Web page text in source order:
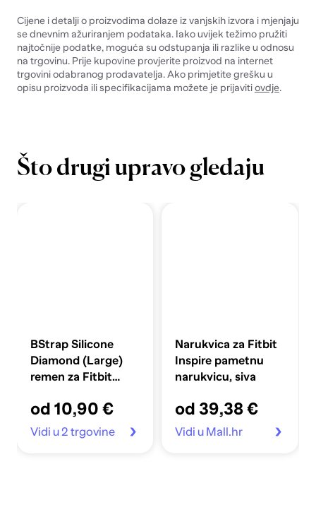
Cijene i detalji o proizvodima dolaze iz vanjskih izvora i mjenjaju
se dnevnim ažuriranjem podataka. Iako uvijek težimo pružiti
najtočnije podatke, moguća su odstupanja ili razlike u odnosu
na trgovinu. Prije kupovine provjerite proizvod na internet
trgovini odabranog prodavatelja. Ako primjetite grešku u
opisu proizvoda ili specifikacijama možete je prijavitiovdje.
Što drugi upravo gledaju
BStrap Silicone
Diamond (Large)
remen za Fitbit
od 10,90 €
Vidi u 2 trgovine
Narukvica za Fitbit
Inspire pametnu
narukvicu, siva
od 39,38 €
Vidi u Mall.hr